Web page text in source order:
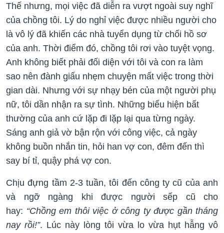
Thế nhưng, mọi việc đã diễn ra vượt ngoài suy nghĩ
của chồng tôi. Lý do nghỉ việc được nhiều người cho
là vô lý đã khiến các nhà tuyển dụng từ chối hồ sơ
của anh. Thời điểm đó, chồng tôi rơi vào tuyệt vọng.
Anh không biết phải đối diện với tôi và con ra làm
sao nên đành giấu nhẹm chuyện mất việc trong thời
gian dài. Nhưng với sự nhạy bén của một người phụ
nữ, tôi dần nhận ra sự tình. Những biểu hiện bất
thường của anh cứ lặp đi lặp lại qua từng ngày.
Sáng anh giả vờ bận rộn với công việc, cả ngày
không buồn nhắn tin, hỏi han vợ con, đêm đến thì
say bí tỉ, quậy phá vợ con.
Chịu đựng tầm 2-3 tuần, tôi đến công ty cũ của anh
và ngỡ ngàng khi được người sếp cũ cho
hay: “Chồng em thôi việc ở công ty được gần tháng
nay rồi!”. Lúc này lòng tôi vừa lo vừa hụt hẫng vô